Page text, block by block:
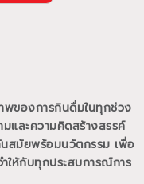
พของการกินดื่มในทุกช่วง
และความคิดสร้างสรรค์
นสมัยพร้อมนวัตกรรม เพื่อ
ให้กับทุกประสบการณ์การ